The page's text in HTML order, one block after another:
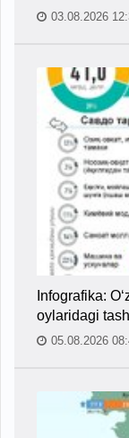
03.08.2026
Infografika:
oylaridagi
05.08.2026